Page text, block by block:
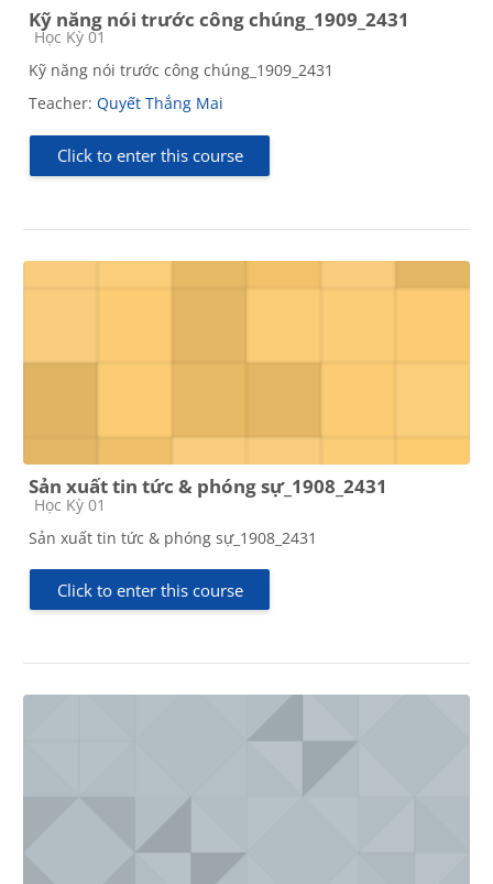
Kỹ năng nói trước công chúng_1909_2431
Course category
Học Kỳ 01
Kỹ năng nói trước công chúng_1909_2431
Teacher: Quyết Thắng Mai
Click to enter this course
Sản xuất tin tức & phóng sự_1908_2431
Course category
Học Kỳ 01
Sản xuất tin tức & phóng sự_1908_2431
Click to enter this course